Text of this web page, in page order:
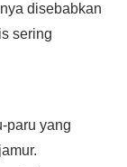
disebabkan
sering
paru yang